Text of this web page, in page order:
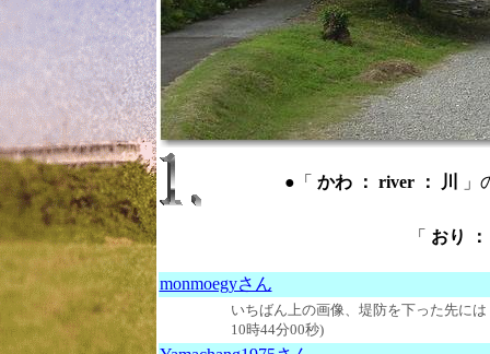
●「 かわ ： river ： 川 」
「 おり
monmoegyさん
いちばん上の画像、堤防を下った先に
10時44分00秒)